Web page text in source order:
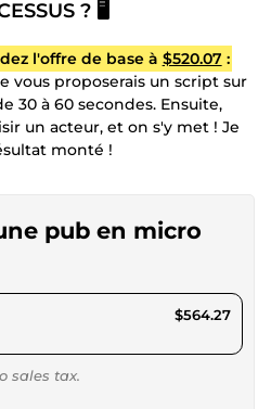
? 🖥️
l'offre de base à $520.07 :
vous proposerais un script sur
30 à 60 secondes. Ensuite,
un acteur, et on s'y met ! Je
monté !
pub en micro
$564.27
sales tax.